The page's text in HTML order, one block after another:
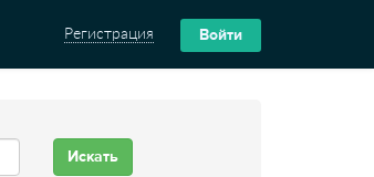
Регистрация Войти